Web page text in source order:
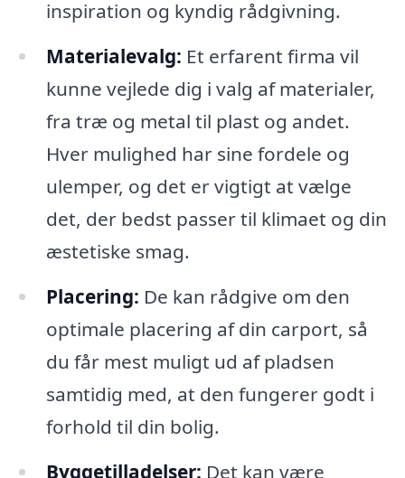
inspiration og kyndig rådgivning.
Materialevalg: Et erfarent firma vil
kunne vejlede dig i valg af materialer,
fra træ og metal til plast og andet.
Hver mulighed har sine fordele og
ulemper, og det er vigtigt at vælge
det, der bedst passer til klimaet og din
æstetiske smag.
Placering: De kan rådgive om den
optimale placering af din carport, så
du får mest muligt ud af pladsen
samtidig med, at den fungerer godt i
forhold til din bolig.
Byggetilladelser: Det kan være